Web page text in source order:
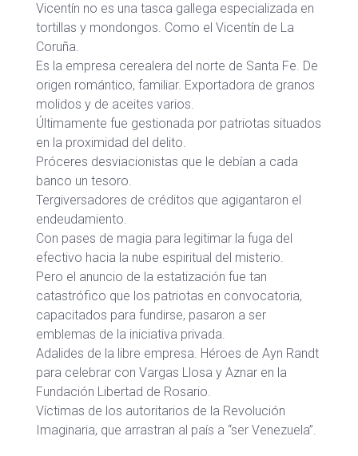
Vicentín no es una tasca gallega especializada en
tortillas y mondongos. Como el Vicentín de La
Coruña.
Es la empresa cerealera del norte de Santa Fe. De
origen romántico, familiar. Exportadora de granos
molidos y de aceites varios.
Últimamente fue gestionada por patriotas situados
en la proximidad del delito.
Próceres desviacionistas que le debían a cada
banco un tesoro.
Tergiversadores de créditos que agigantaron el
endeudamiento.
Con pases de magia para legitimar la fuga del
efectivo hacia la nube espiritual del misterio.
Pero el anuncio de la estatización fue tan
catastrófico que los patriotas en convocatoria,
capacitados para fundirse, pasaron a ser
emblemas de la iniciativa privada.
Adalides de la libre empresa. Héroes de Ayn Randt
para celebrar con Vargas Llosa y Aznar en la
Fundación Libertad de Rosario.
Víctimas de los autoritarios de la Revolución
Imaginaria, que arrastran al país a “ser Venezuela”.